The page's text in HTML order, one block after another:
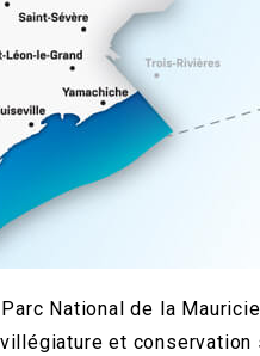
National de la
et conservation